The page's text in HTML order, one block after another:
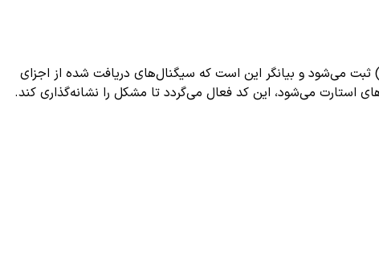
است. این کد به وسیله سیستم مدیریت موتور (ECU) ثبت می‌شود و بیانگر این است که سیگنال‌های دریافت شده از اجزای
استارت می‌شود، این کد فعال می‌گردد تا مشکل را نشانه‌گذاری کند.